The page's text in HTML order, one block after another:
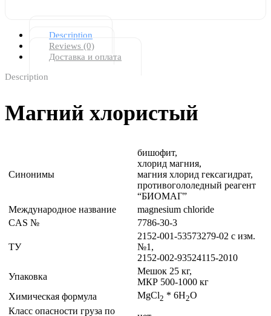
Description
Reviews (0)
Доставка и оплата
Description
Магний хлористый
Синонимы
бишофит,
хлорид магния,
магния хлорид гексагидрат,
противогололедный реагент
“БИОМАГ”
Международное название
magnesium chloride
CAS №
7786-30-3
ТУ
2152-001-53573279-02 с изм.
№1,
2152-002-93524115-2010
Упаковка
Мешок 25 кг,
МКР 500-1000 кг
Химическая формула
MgCl2 * 6H2O
Класс опасности груза по